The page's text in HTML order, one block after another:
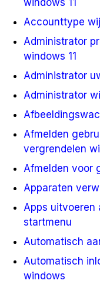
windows 11
Accounttype
Administrator
windows 11
Administrator
Administrator
Afmelden
vergrendelen
Afmelden voor
Apparaten
Apps uitvoeren
startmenu
Automatisch
Automatisch
windows